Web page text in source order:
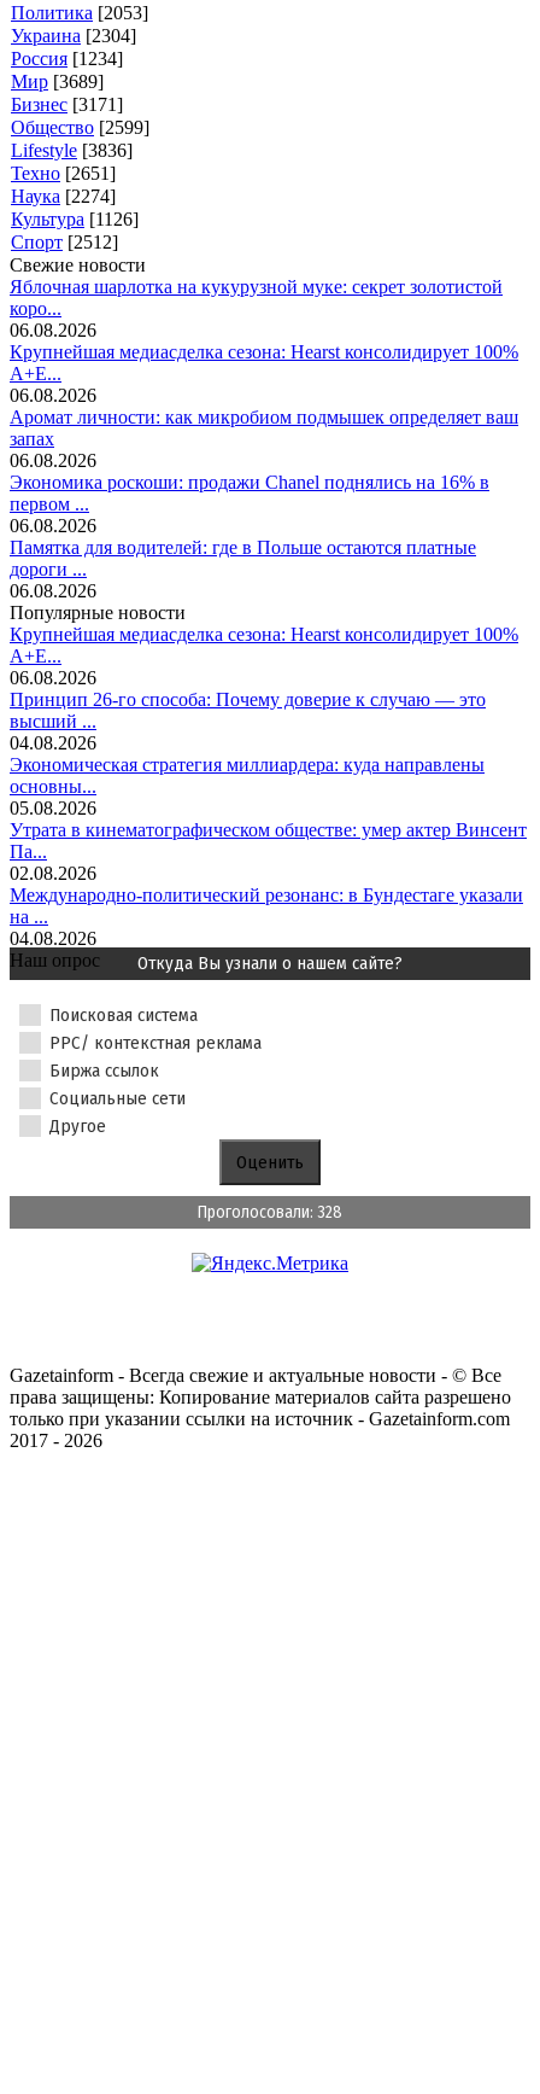
Политика [2053]
Украина [2304]
Россия [1234]
Мир [3689]
Бизнес [3171]
Общество [2599]
Lifestyle [3836]
Техно [2651]
Наука [2274]
Культура [1126]
Спорт [2512]
Свежие новости
Яблочная шарлотка на кукурузной муке: секрет золотистой
коро...
06.08.2026
Крупнейшая медиасделка сезона: Hearst консолидирует 100%
A+E...
06.08.2026
Аромат личности: как микробиом подмышек определяет ваш
запах
06.08.2026
Экономика роскоши: продажи Chanel поднялись на 16% в
первом ...
06.08.2026
Памятка для водителей: где в Польше остаются платные
дороги ...
06.08.2026
Популярные новости
Крупнейшая медиасделка сезона: Hearst консолидирует 100%
A+E...
06.08.2026
Принцип 26-го способа: Почему доверие к случаю — это
высший ...
04.08.2026
Экономическая стратегия миллиардера: куда направлены
основны...
05.08.2026
Утрата в кинематографическом обществе: умер актер Винсент
Па...
02.08.2026
Международно-политический резонанс: в Бундестаге указали
на ...
04.08.2026
Наш опрос
Откуда Вы узнали о нашем сайте?
Поисковая система
PPC/ контекстная реклама
Биржа ссылок
Социальные сети
Другое
Проголосовали: 328
Gazetainform - Всегда свежие и актуальные новости - © Все
права защищены: Копирование материалов сайта разрешено
только при указании ссылки на источник - Gazetainform.com
2017 - 2026